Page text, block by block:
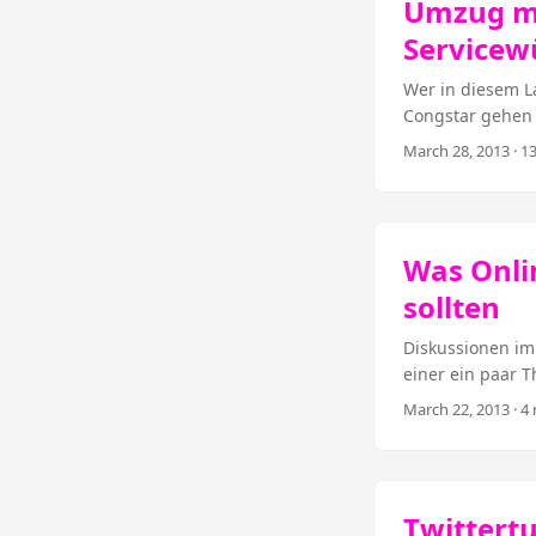
(Italien)
nach wie vor
konnte ich
Denn anders
Journalisten
Umzug
Wer in diesem
Congstar
andere erlebten
March 28, 2013 ·
Was
sollten
Diskussionen
einer ein paar
besser fanden
March 22, 2013 ·